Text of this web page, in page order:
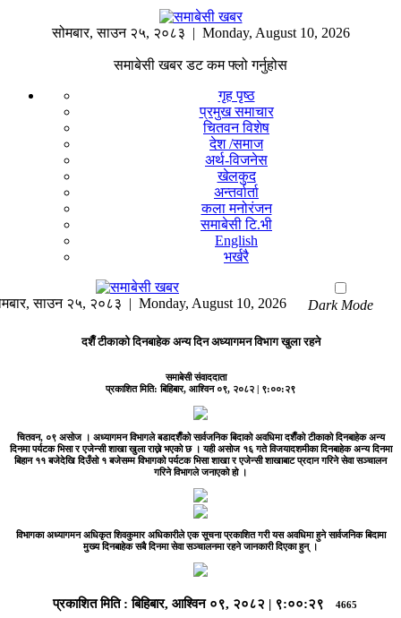
सोमबार,साउन २५, २०८३ | Monday, August 10, 2026
समाबेसी खबर डट कम फ्लो गर्नुहोस
गृह पृष्ठ
प्रमुख समाचार
चितवन विशेष
देश /समाज
अर्थ-विजनेस
खेलकुद
अन्तर्वार्ता
कला मनोरंजन
समाबेसी टि.भी
English
भर्खरै
,साउन २५, २०८३ | Monday, August 10, 2026 Dark Mode
दशैँ टीकाको दिनबाहेक अन्य दिन अध्यागमन विभाग खुला रहने
समाबेसी संवाददाता
प्रकाशित मिति:बिहिबार, आश्विन ०९, २०८२ | ९:००:२९
चितवन, ०९ असोज । अध्यागमन विभागले बडादशैँको सार्वजनिक बिदाको अवधिमा दशैँको टीकाको दिनबाहेक अन्य
दिनमा पर्यटक भिसा र एजेन्सी शाखा खुला राख्ने भएको छ । यही असोज १६ गते विजयादशमीका दिनबाहेक अन्य दिनमा
बिहान ११ बजेदेखि दिउँसो १ बजेसम्म विभागको पर्यटक भिसा शाखा र एजेन्सी शाखाबाट प्रदान गरिने सेवा सञ्चालन
गरिने विभागले जनाएको हो ।
विभागका अध्यागमन अधिकृत शिवकुमार अधिकारीले एक सूचना प्रकाशित गरी यस अवधिमा हुने सार्वजनिक बिदामा
मुख्य दिनबाहेक सबै दिनमा सेवा सञ्चालनमा रहने जानकारी दिएका हुन् ।
प्रकाशित मिति :बिहिबार, आश्विन ०९, २०८२ | ९:००:२९ 4665